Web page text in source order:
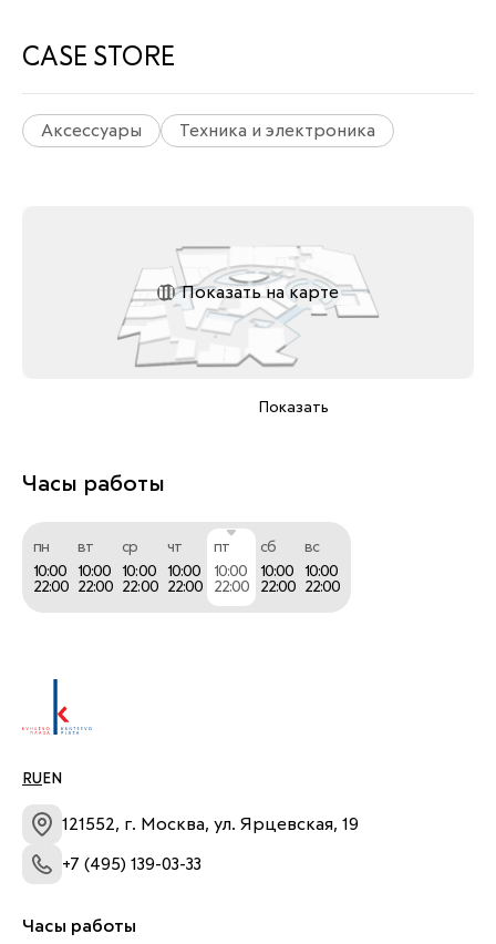
CASE STORE
Аксессуары Техника и электроника
Показать на карте
Показать
Часы работы
пн
10:00
22:00
вт
10:00
22:00
ср
10:00
22:00
чт
10:00
22:00
пт
10:00
22:00
сб
10:00
22:00
вс
10:00
22:00
RU EN
121552, г. Москва, ул. Ярцевская, 19
+7 (495) 139-03-33
Часы работы